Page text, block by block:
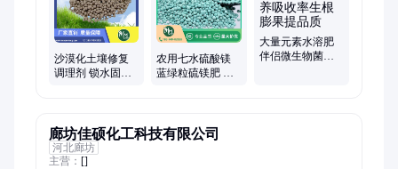
化镁、缓释肥、微生物菌肥、生物有机肥、氧化镁脱硫粉
沙漠化土壤修复
调理剂 锁水固沙
农用七水硫酸镁
蓝绿粒硫镁肥 农
大量元素水溶肥
伴侣微生物菌剂
廊坊佳硕化工科技有限公司
河北廊坊
主营： []